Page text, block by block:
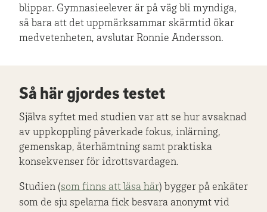
blippar. Gymnasieelever är på väg bli myndiga,
så bara att det uppmärksammar skärmtid ökar
medvetenheten, avslutar Ronnie Andersson.
Så här gjordes testet
Själva syftet med studien var att se hur avsaknad
av uppkoppling påverkade fokus, inlärning,
gemenskap, återhämtning samt praktiska
konsekvenser för idrottsvardagen.
Studien (som finns att läsa här) bygger på enkäter
som de sju spelarna fick besvara anonymt vid